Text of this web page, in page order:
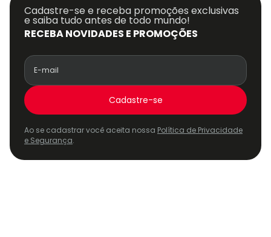
RECEBA NOVIDADES E PROMOÇÕES
Cadastre-se e receba promoções exclusivas
e saiba tudo antes de todo mundo!
Cadastre-se
Ao se cadastrar você aceita nossa Política de Privacidade
e Segurança.